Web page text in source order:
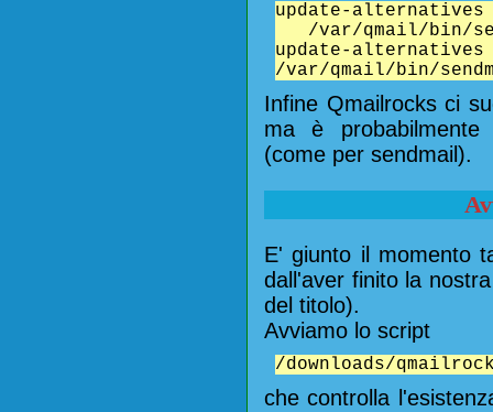
update-
/var/qmail/bin/
update-
/var/qmail/bin/
Infine Qmailrocks ci
ma è probabilmente
(come per sendmail).
E' giunto il momento
dall'aver finito la
del titolo).
Avviamo lo script
/downloads/
che controlla